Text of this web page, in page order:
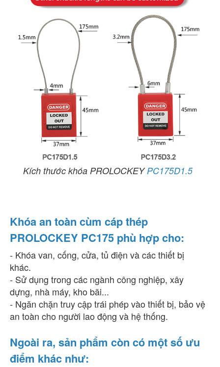
Kích thước khóa PROLOCKEYPC175D1.5
Khóa an toàn cùm cáp thép
PROLOCKEY PC175 phù hợp cho:
- Khóa van, cống, cửa, tủ điện và các thiết bị
khác.
- Sử dụng trong các ngành công nghiệp, xây
dựng, nhà máy, kho bãi...
- Ngăn chặn truy cập trái phép vào thiết bị, bảo vệ
an toàn cho người lao động và hệ thống.
Ngoài ra, sản phẩm còn có một số ưu
điểm khác như: